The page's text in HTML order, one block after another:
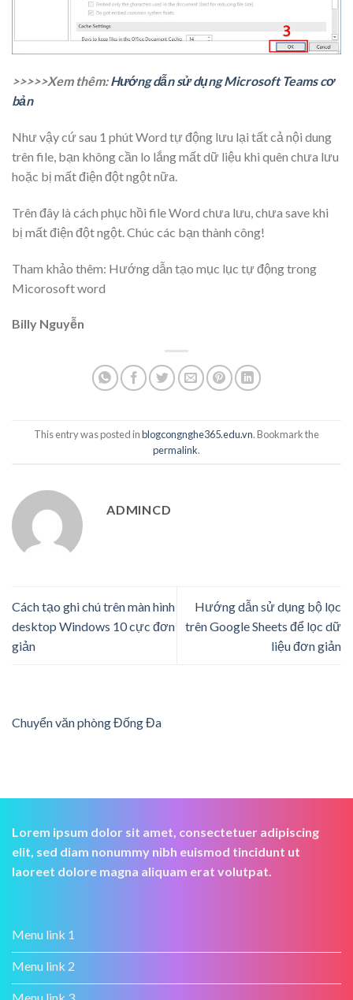
>>>>>Xem thêm:Hướng dẫn sử dụng Microsoft Teams cơ
bản
Như vậy cứ sau 1 phút Word tự động lưu lại tất cả nội dung
trên file, bạn không cần lo lắng mất dữ liệu khi quên chưa lưu
hoặc bị mất điện đột ngột nữa.
Trên đây là cách phục hồi file Word chưa lưu, chưa save khi
bị mất điện đột ngột. Chúc các bạn thành công!
Tham khảo thêm: Hướng dẫn tạo mục lục tự động trong
Micorosoft word
Billy Nguyễn
This entry was posted inblogcongnghe365.edu.vn. Bookmark the
permalink.
ADMINCD
Cách tạo ghi chú trên màn hình
desktop Windows 10 cực đơn
giản
Hướng dẫn sử dụng bộ lọc
trên Google Sheets để lọc dữ
liệu đơn giản
Chuyển văn phòng Đống Đa
Lorem ipsum dolor sit amet, consectetuer adipiscing
elit, sed diam nonummy nibh euismod tincidunt ut
laoreet dolore magna aliquam erat volutpat.
Menu link 1
Menu link 2